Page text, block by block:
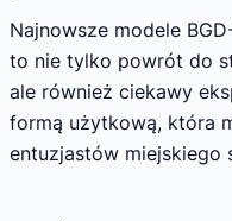
Najnowsze modele
to nie tylko powrót do
ale również ciekawy
formą użytkową, która
entuzjastów miejskiego